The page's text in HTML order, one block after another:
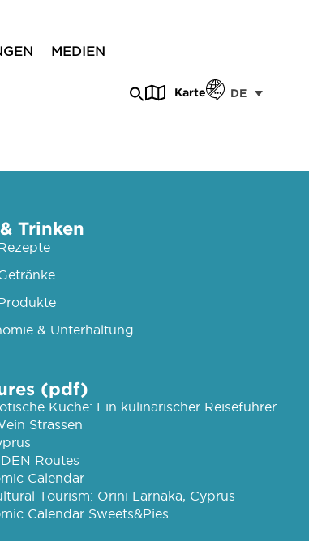
MEDIEN
Karte DE
Trinken
& Unterhaltung
(pdf)
Küche: Ein kulinarischer Reiseführer
Strassen
Routes
Calendar
Tourism: Orini Larnaka, Cyprus
Calendar Sweets&Pies